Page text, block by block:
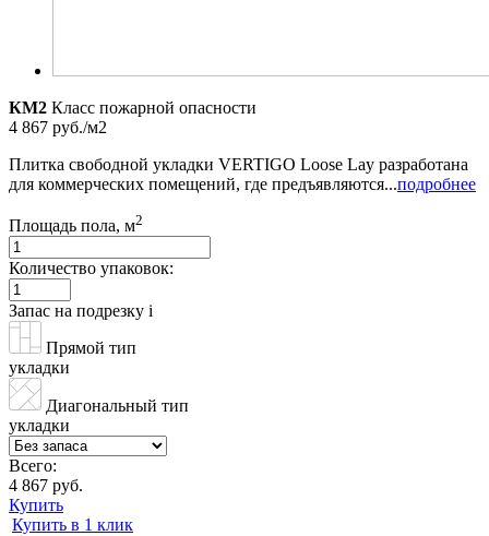
КМ2 Класс пожарной опасности
4 867 руб./м2
Плитка свободной укладки VERTIGO Loose Lay разработана
для коммерческих помещений, где предъявляются...подробнее
Площадь пола, м2
Количество упаковок:
Запас на подрезку i
Прямой тип
укладки
Диагональный тип
укладки
Всего:
4 867 руб.
Купить
Купить в 1 клик